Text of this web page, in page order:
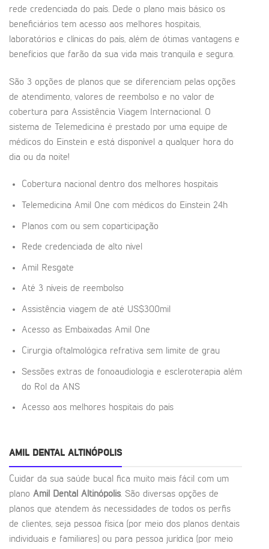
rede credenciada do país. Dede o plano mais básico os
beneficiários tem acesso aos melhores hospitais,
laboratórios e clínicas do país, além de ótimas vantagens e
benefícios que farão da sua vida mais tranquila e segura.
São 3 opções de planos que se diferenciam pelas opções
de atendimento, valores de reembolso e no valor de
cobertura para Assistência Viagem Internacional. O
sistema de Telemedicina é prestado por uma equipe de
médicos do Einstein e está disponível a qualquer hora do
dia ou da noite!
Cobertura nacional dentro dos melhores hospitais
Telemedicina Amil One com médicos do Einstein 24h
Planos com ou sem coparticipação
Rede credenciada de alto nível
Amil Resgate
Até 3 níveis de reembolso
Assistência viagem de até US$300mil
Acesso as Embaixadas Amil One
Cirurgia oftalmológica refrativa sem limite de grau
Sessões extras de fonoaudiologia e escleroterapia além
do Rol da ANS
Acesso aos melhores hospitais do país
AMIL DENTAL ALTINÓPOLIS
Cuidar da sua saúde bucal fica muito mais fácil com um
plano Amil Dental Altinópolis. São diversas opções de
planos que atendem às necessidades de todos os perfis
de clientes, seja pessoa física (por meio dos planos dentais
individuais e familiares) ou para pessoa jurídica (por meio